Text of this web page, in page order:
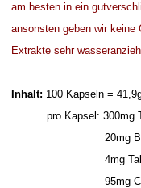
am besten in ein
ansonsten geben wir keine
Extrakte sehr
Inhalt: 100 Kapseln =
pro Kapsel: 300mg
20mg Bio-
4mg Talkum
95mg Cellulose-